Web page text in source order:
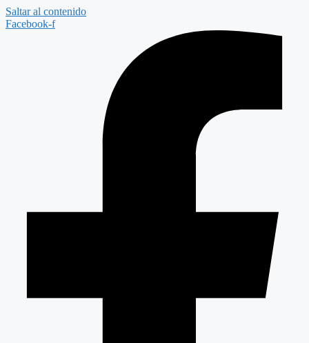
Saltar al contenido
Facebook-f